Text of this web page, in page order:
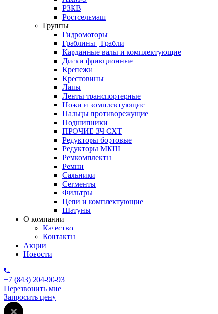
РЗКВ
Ростсельмаш
Группы
Гидромоторы
Граблины | Грабли
Карданные валы и комплектующие
Диски фрикционные
Крепежи
Крестовины
Лапы
Ленты транспортерные
Ножи и комплектующие
Пальцы противорежущие
Подшипники
ПРОЧИЕ ЗЧ СХТ
Редукторы бортовые
Редукторы МКШ
Ремкомплекты
Ремни
Сальники
Сегменты
Фильтры
Цепи и комплектующие
Шатуны
О компании
Качество
Контакты
Акции
Новости
+7 (843) 204-90-93
Перезвонить мне
Запросить цену